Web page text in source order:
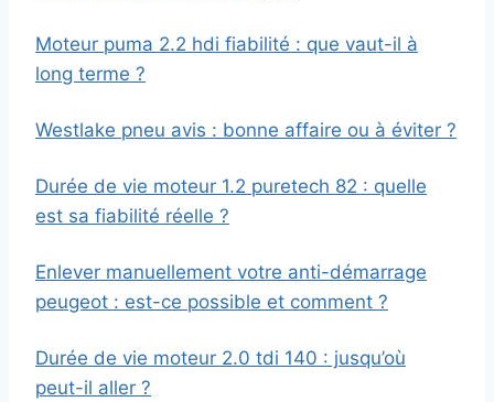
Moteur puma 2.2 hdi fiabilité : que vaut-il à
long terme ?
Westlake pneu avis : bonne affaire ou à éviter ?
Durée de vie moteur 1.2 puretech 82 : quelle
est sa fiabilité réelle ?
Enlever manuellement votre anti-démarrage
peugeot : est-ce possible et comment ?
Durée de vie moteur 2.0 tdi 140 : jusqu’où
peut-il aller ?